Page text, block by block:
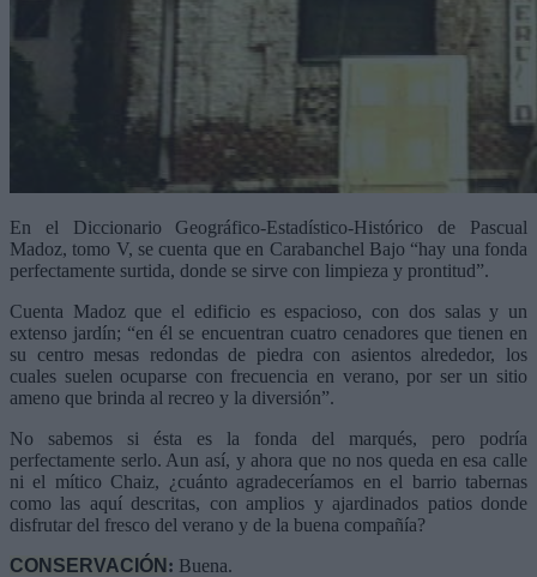
En el Diccionario Geográfico-Estadístico-Histórico de Pascual
Madoz, tomo V, se cuenta que en Carabanchel Bajo “hay una fonda
perfectamente surtida, donde se sirve con limpieza y prontitud”.
Cuenta Madoz que el edificio es espacioso, con dos salas y un
extenso jardín; “en él se encuentran cuatro cenadores que tienen en
su centro mesas redondas de piedra con asientos alrededor, los
cuales suelen ocuparse con frecuencia en verano, por ser un sitio
ameno que brinda al recreo y la diversión”.
No sabemos si ésta es la fonda del marqués, pero podría
perfectamente serlo. Aun así, y ahora que no nos queda en esa calle
ni el mítico Chaiz, ¿cuánto agradeceríamos en el barrio tabernas
como las aquí descritas, con amplios y ajardinados patios donde
disfrutar del fresco del verano y de la buena compañía?
CONSERVACIÓN : Buena.